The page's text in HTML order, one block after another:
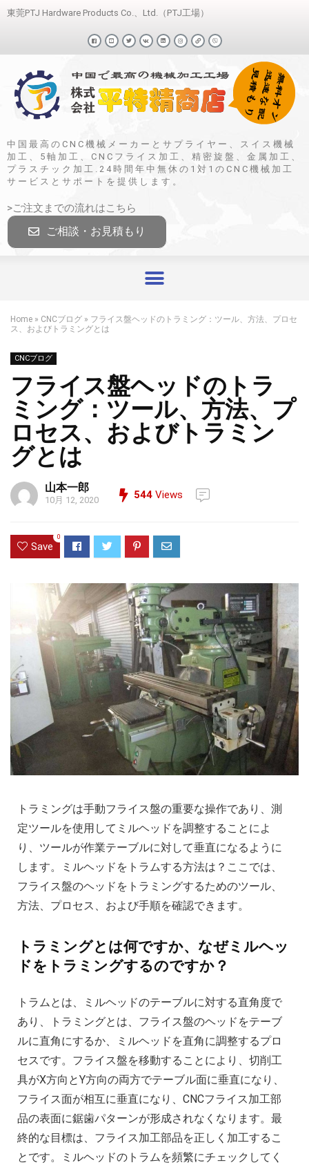
東莞PTJ Hardware Products Co.、Ltd.（PTJ工場）
中国最高のCNC機械メーカーとサプライヤー、スイス機械
加工、5軸加工、CNCフライス加工、精密旋盤、金属加工、
プラスチック加工.24時間年中無休の1対1のCNC機械加工
サービスとサポートを提供します。
>ご注文までの流れはこちら
ご相談・お見積もり
Home » CNCブログ » フライス盤ヘッドのトラミング：ツール、方法、プロセ
ス、およびトラミングとは
CNCブログ
フライス盤ヘッドのトラ
ミング：ツール、方法、プ
ロセス、およびトラミン
グとは
山本一郎
10月 12, 2020 544 Views
Save
0
トラミングは手動フライス盤の重要な操作であり、測
定ツールを使用してミルヘッドを調整することによ
り、ツールが作業テーブルに対して垂直になるように
します。ミルヘッドをトラムする方法は？ここでは、
フライス盤のヘッドをトラミングするためのツール、
方法、プロセス、および手順を確認できます。
トラミングとは何ですか、なぜミルヘッ
ドをトラミングするのですか？
トラムとは、ミルヘッドのテーブルに対する直角度で
あり、トラミングとは、フライス盤のヘッドをテーブ
ルに直角にするか、ミルヘッドを直角に調整するプロ
セスです。フライス盤を移動することにより、切削工
具がX方向とY方向の両方でテーブル面に垂直になり、
フライス面が相互に垂直になり、CNCフライス加工部
品の表面に鋸歯パターンが形成されなくなります。最
終的な目標は、フライス加工部品を正しく加工するこ
とです。ミルヘッドのトラムを頻繁にチェックしてく